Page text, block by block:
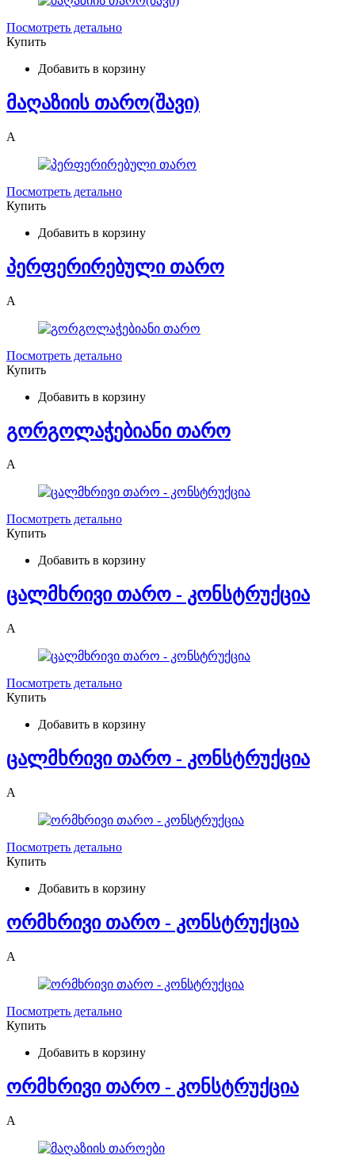
Посмотреть детально
Купить
Добавить в корзину
მაღაზიის თარო(შავი)
A
Посмотреть детально
Купить
Добавить в корзину
პერფერირებული თარო
A
Посмотреть детально
Купить
Добавить в корзину
გორგოლაჭებიანი თარო
A
Посмотреть детально
Купить
Добавить в корзину
ცალმხრივი თარო - კონსტრუქცია
A
Посмотреть детально
Купить
Добавить в корзину
ცალმხრივი თარო - კონსტრუქცია
A
Посмотреть детально
Купить
Добавить в корзину
ორმხრივი თარო - კონსტრუქცია
A
Посмотреть детально
Купить
Добавить в корзину
ორმხრივი თარო - კონსტრუქცია
A